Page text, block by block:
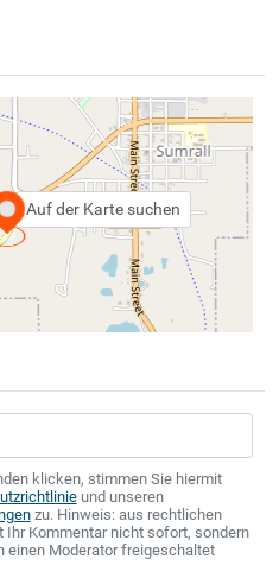
Auf der Karte suchen
klicken, stimmen Sie hiermit
und unseren
zu. Hinweis: aus rechtlichen
Ihr Kommentar nicht sofort, sondern
einen Moderator freigeschaltet